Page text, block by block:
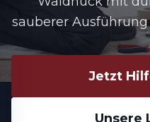
sauberer
Jetzt
Unsere